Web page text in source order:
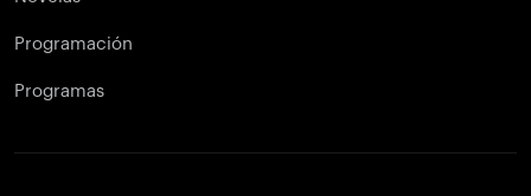
Programación
Programas